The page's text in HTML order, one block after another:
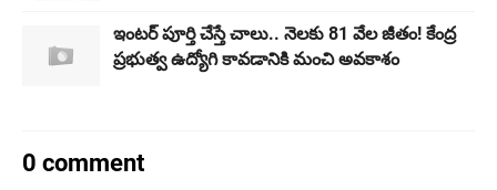
ఇంటర్ పూర్తి చేస్తే చాలు.. నెలకు 81 వేల జీతం! కేంద్ర
ప్రభుత్వ ఉద్యోగి కావడానికి మంచి అవకాశం
0 comment